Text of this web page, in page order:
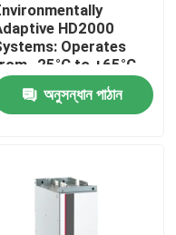
HD2000
Operates
-25°C to +65°C
Humidity Up to
অনুসন্ধান পাঠান